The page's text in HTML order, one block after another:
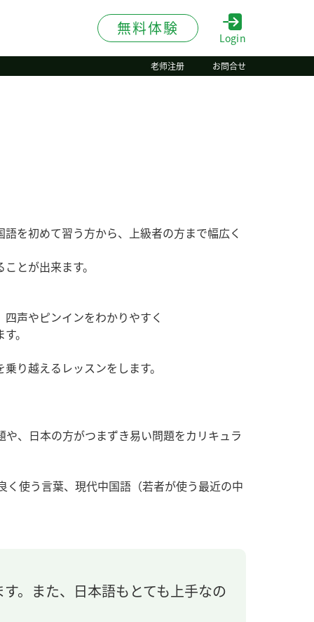
無料体験
Login
老师注册 お問合せ
を初めて習う方から、上級者の方まで幅広く
とが出来ます。
声やピンインをわかりやすく
。
り越えるレッスンをします。
、日本の方がつまずき易い問題をカリキュラ
く使う言葉、現代中国語（若者が使う最近の中
。また、日本語もとても上手なの